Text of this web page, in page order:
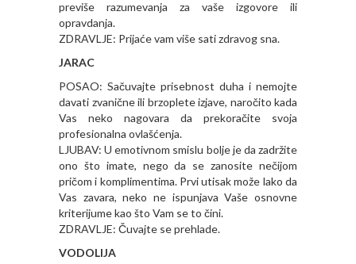
previše razumevanja za vaše izgovore ili
opravdanja.
ZDRAVLJE: Prijaće vam više sati zdravog sna.
JARAC
POSAO: Sačuvajte prisebnost duha i nemojte
davati zvanične ili brzoplete izjave, naročito kada
Vas neko nagovara da prekoračite svoja
profesionalna ovlašćenja.
LJUBAV: U emotivnom smislu bolje je da zadržite
ono što imate, nego da se zanosite nečijom
pričom i komplimentima. Prvi utisak može lako da
Vas zavara, neko ne ispunjava Vaše osnovne
kriterijume kao što Vam se to čini.
ZDRAVLJE: Čuvajte se prehlade.
VODOLIJA